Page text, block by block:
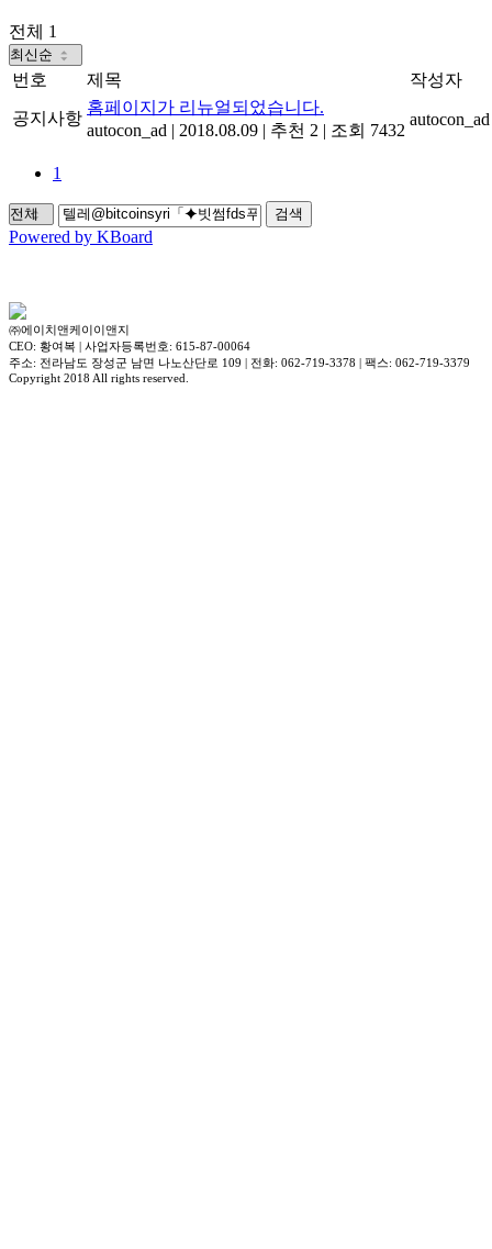
전체 1
번호 제목 작성자
공지사항
홈페이지가 리뉴얼되었습니다.
autocon_ad | 2018.08.09 | 추천 2 | 조회 7432
autocon_ad
1
검색
Powered by KBoard
㈜에이치앤케이이앤지
CEO: 황여복 | 사업자등록번호: 615-87-00064
주소: 전라남도 장성군 남면 나노산단로 109 | 전화: 062-719-3378 | 팩스: 062-719-3379
Copyright 2018 All rights reserved.